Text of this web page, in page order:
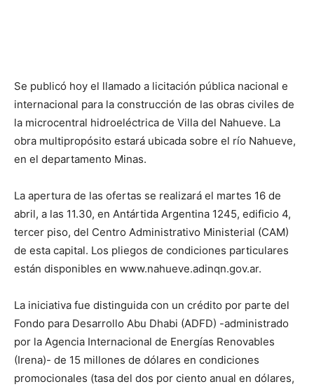
Se publicó hoy el llamado a licitación pública nacional e
internacional para la construcción de las obras civiles de
la microcentral hidroeléctrica de Villa del Nahueve. La
obra multipropósito estará ubicada sobre el río Nahueve,
en el departamento Minas.
La apertura de las ofertas se realizará el martes 16 de
abril, a las 11.30, en Antártida Argentina 1245, edificio 4,
tercer piso, del Centro Administrativo Ministerial (CAM)
de esta capital. Los pliegos de condiciones particulares
están disponibles en www.nahueve.adinqn.gov.ar.
La iniciativa fue distinguida con un crédito por parte del
Fondo para Desarrollo Abu Dhabi (ADFD) -administrado
por la Agencia Internacional de Energías Renovables
(Irena)- de 15 millones de dólares en condiciones
promocionales (tasa del dos por ciento anual en dólares,